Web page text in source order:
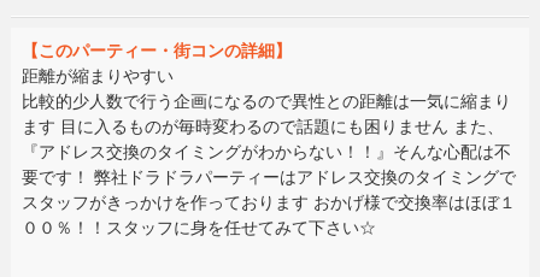
【このパーティー・街コンの詳細】
距離が縮まりやすい
比較的少人数で行う企画になるので異性との距離は一気に縮まり
ます 目に入るものが毎時変わるので話題にも困りません また、
『アドレス交換のタイミングがわからない！！』そんな心配は不
要です！ 弊社ドラドラパーティーはアドレス交換のタイミングで
スタッフがきっかけを作っております おかげ様で交換率はほぼ１
００％！！スタッフに身を任せてみて下さい☆